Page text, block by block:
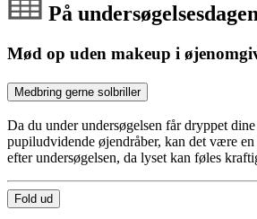
På undersøgelsesdagen
Mød op uden makeup i
Medbring gerne solbriller
Da du under undersøgelsen får dryppet
pupiludvidende øjendråber, kan det være
efter undersøgelsen, da lyset kan føles
Fold ud